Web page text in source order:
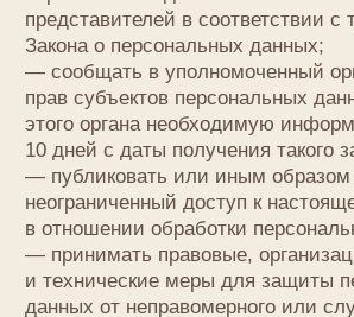
о себе;
— сообщать Оператору об уточнении
(обновлении, изменении) своих персональных
данных.
4.3. Лица, передавшие Оператору недостоверные
сведения о себе, либо сведения о другом
субъекте персональных данных без согласия
последнего, несут ответственность в соответствии
с законодательством РФ.
5. Принципы обработки персональных данных
5.1. Обработка персональных данных
осуществляется на законной и справедливой
основе.
5.2. Обработка персональных данных
ограничивается достижением конкретных, заранее
определенных и законных целей. Не допускается
обработка персональных данных, несовместимая